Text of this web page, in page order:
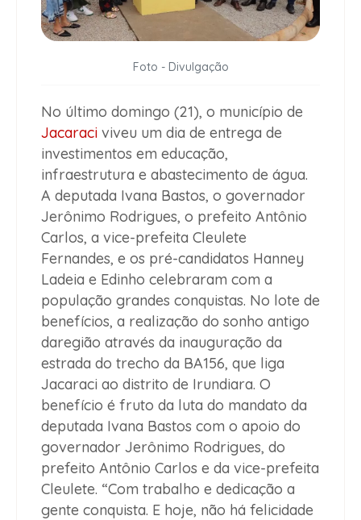
Foto - Divulgação
No último domingo (21), o município de
Jacaraci viveu um dia de entrega de
investimentos em educação,
infraestrutura e abastecimento de água.
A deputada Ivana Bastos, o governador
Jerônimo Rodrigues, o prefeito Antônio
Carlos, a vice-prefeita Cleulete
Fernandes, e os pré-candidatos Hanney
Ladeia e Edinho celebraram com a
população grandes conquistas. No lote de
benefícios, a realização do sonho antigo
daregião através da inauguração da
estrada do trecho da BA156, que liga
Jacaraci ao distrito de Irundiara. O
benefício é fruto da luta do mandato da
deputada Ivana Bastos com o apoio do
governador Jerônimo Rodrigues, do
prefeito Antônio Carlos e da vice-prefeita
Cleulete. “Com trabalho e dedicação a
gente conquista. E hoje, não há felicidade